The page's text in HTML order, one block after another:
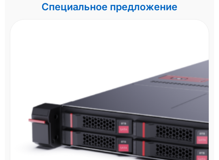
Специальное предложение